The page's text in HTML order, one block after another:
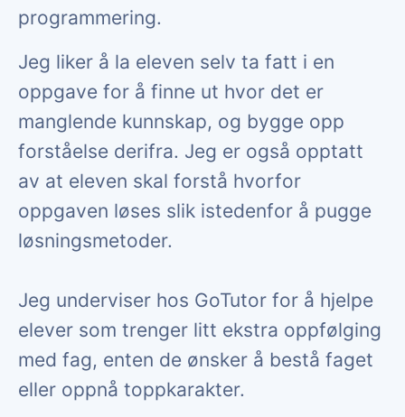
programmering.
Jeg liker å la eleven selv ta fatt i en
oppgave for å finne ut hvor det er
manglende kunnskap, og bygge opp
forståelse derifra. Jeg er også opptatt
av at eleven skal forstå hvorfor
oppgaven løses slik istedenfor å pugge
løsningsmetoder.
Jeg underviser hos GoTutor for å hjelpe
elever som trenger litt ekstra oppfølging
med fag, enten de ønsker å bestå faget
eller oppnå toppkarakter.